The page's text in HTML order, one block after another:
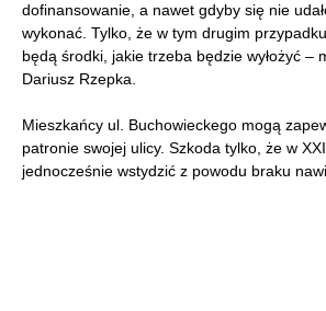
dofinansowanie, a nawet gdyby się nie
wykonać. Tylko, że w tym drugim
będą środki, jakie trzeba będzie wyłożyć –
Dariusz Rzepka.
Mieszkańcy ul. Buchowieckego mogą
patronie swojej ulicy. Szkoda tylko, że w
jednocześnie wstydzić z powodu braku